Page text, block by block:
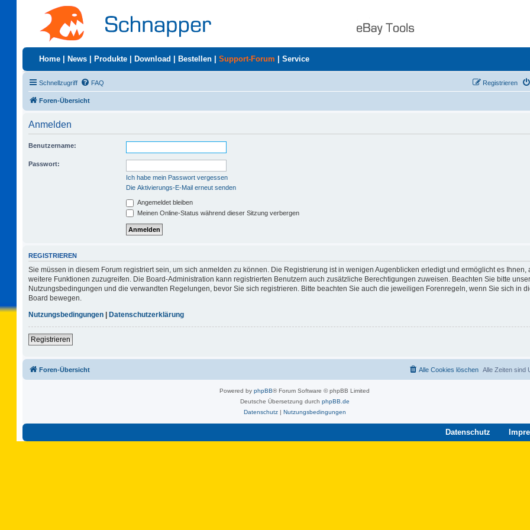
Home News Produkte Download Bestellen Support-Forum Service
Schnellzugriff FAQ Registrieren
Foren-Übersicht
Anmelden
Benutzername:
Passwort:
Ich habe mein Passwort vergessen
Die Aktivierungs-E-Mail erneut senden
Angemeldet bleiben
Meinen Online-Status während dieser Sitzung verbergen
REGISTRIEREN
Sie müssen in diesem Forum registriert sein, um sich anmelden zu können. Die Registrierung ist in wenigen Augenblicken erledigt und ermöglicht es Ihnen,
weitere Funktionen zuzugreifen. Die Board-Administration kann registrierten Benutzern auch zusätzliche Berechtigungen zuweisen. Beachten Sie bitte
Nutzungsbedingungen und die verwandten Regelungen, bevor Sie sich registrieren. Bitte beachten Sie auch die jeweiligen Forenregeln, wenn Sie sich in
Board bewegen.
Nutzungsbedingungen | Datenschutzerklärung
Registrieren
Foren-Übersicht Alle Zeiten sind
Alle Cookies löschen
Powered by phpBB® Forum Software © phpBB Limited
Deutsche Übersetzung durch phpBB.de
Datenschutz| Nutzungsbedingungen
Datenschutz